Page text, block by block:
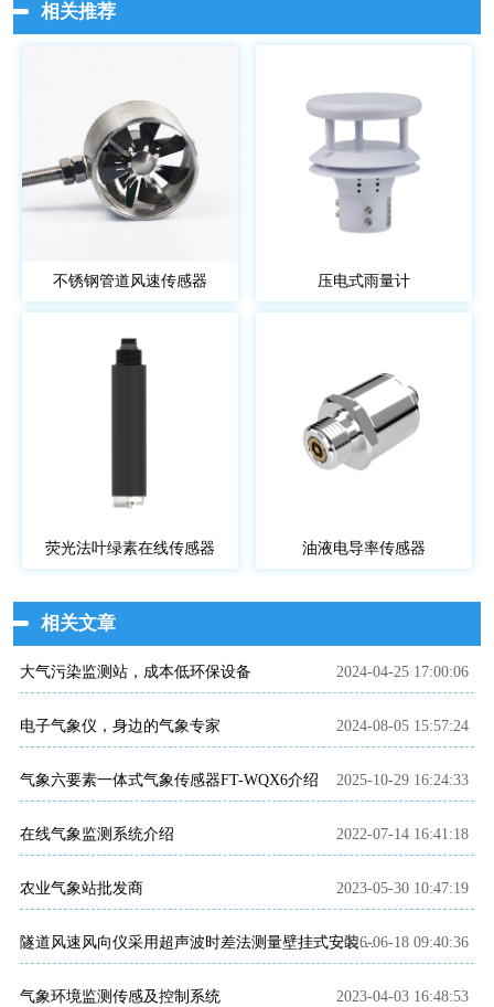
相关推荐
不锈钢管道风速传感器 压电式雨量计
荧光法叶绿素在线传感器 油液电导率传感器
相关文章
大气污染监测站，成本低环保设备 2024-04-25 17:00:06
电子气象仪，身边的气象专家 2024-08-05 15:57:24
气象六要素一体式气象传感器FT-WQX6介绍 2025-10-29 16:24:33
在线气象监测系统介绍 2022-07-14 16:41:18
农业气象站批发商 2023-05-30 10:47:19
隧道风速风向仪采用超声波时差法测量壁挂式安装点的水平风速风向
2026-06-18 09:40:36
气象环境监测传感及控制系统 2023-04-03 16:48:53